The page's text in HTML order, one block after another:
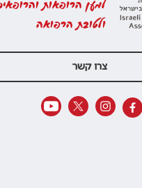
למען הרופאות
ולטובת הרפואה
צרו קשר